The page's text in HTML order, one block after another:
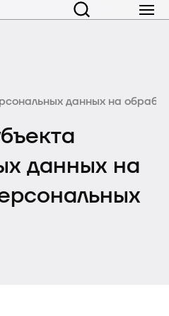
данных на
данных на